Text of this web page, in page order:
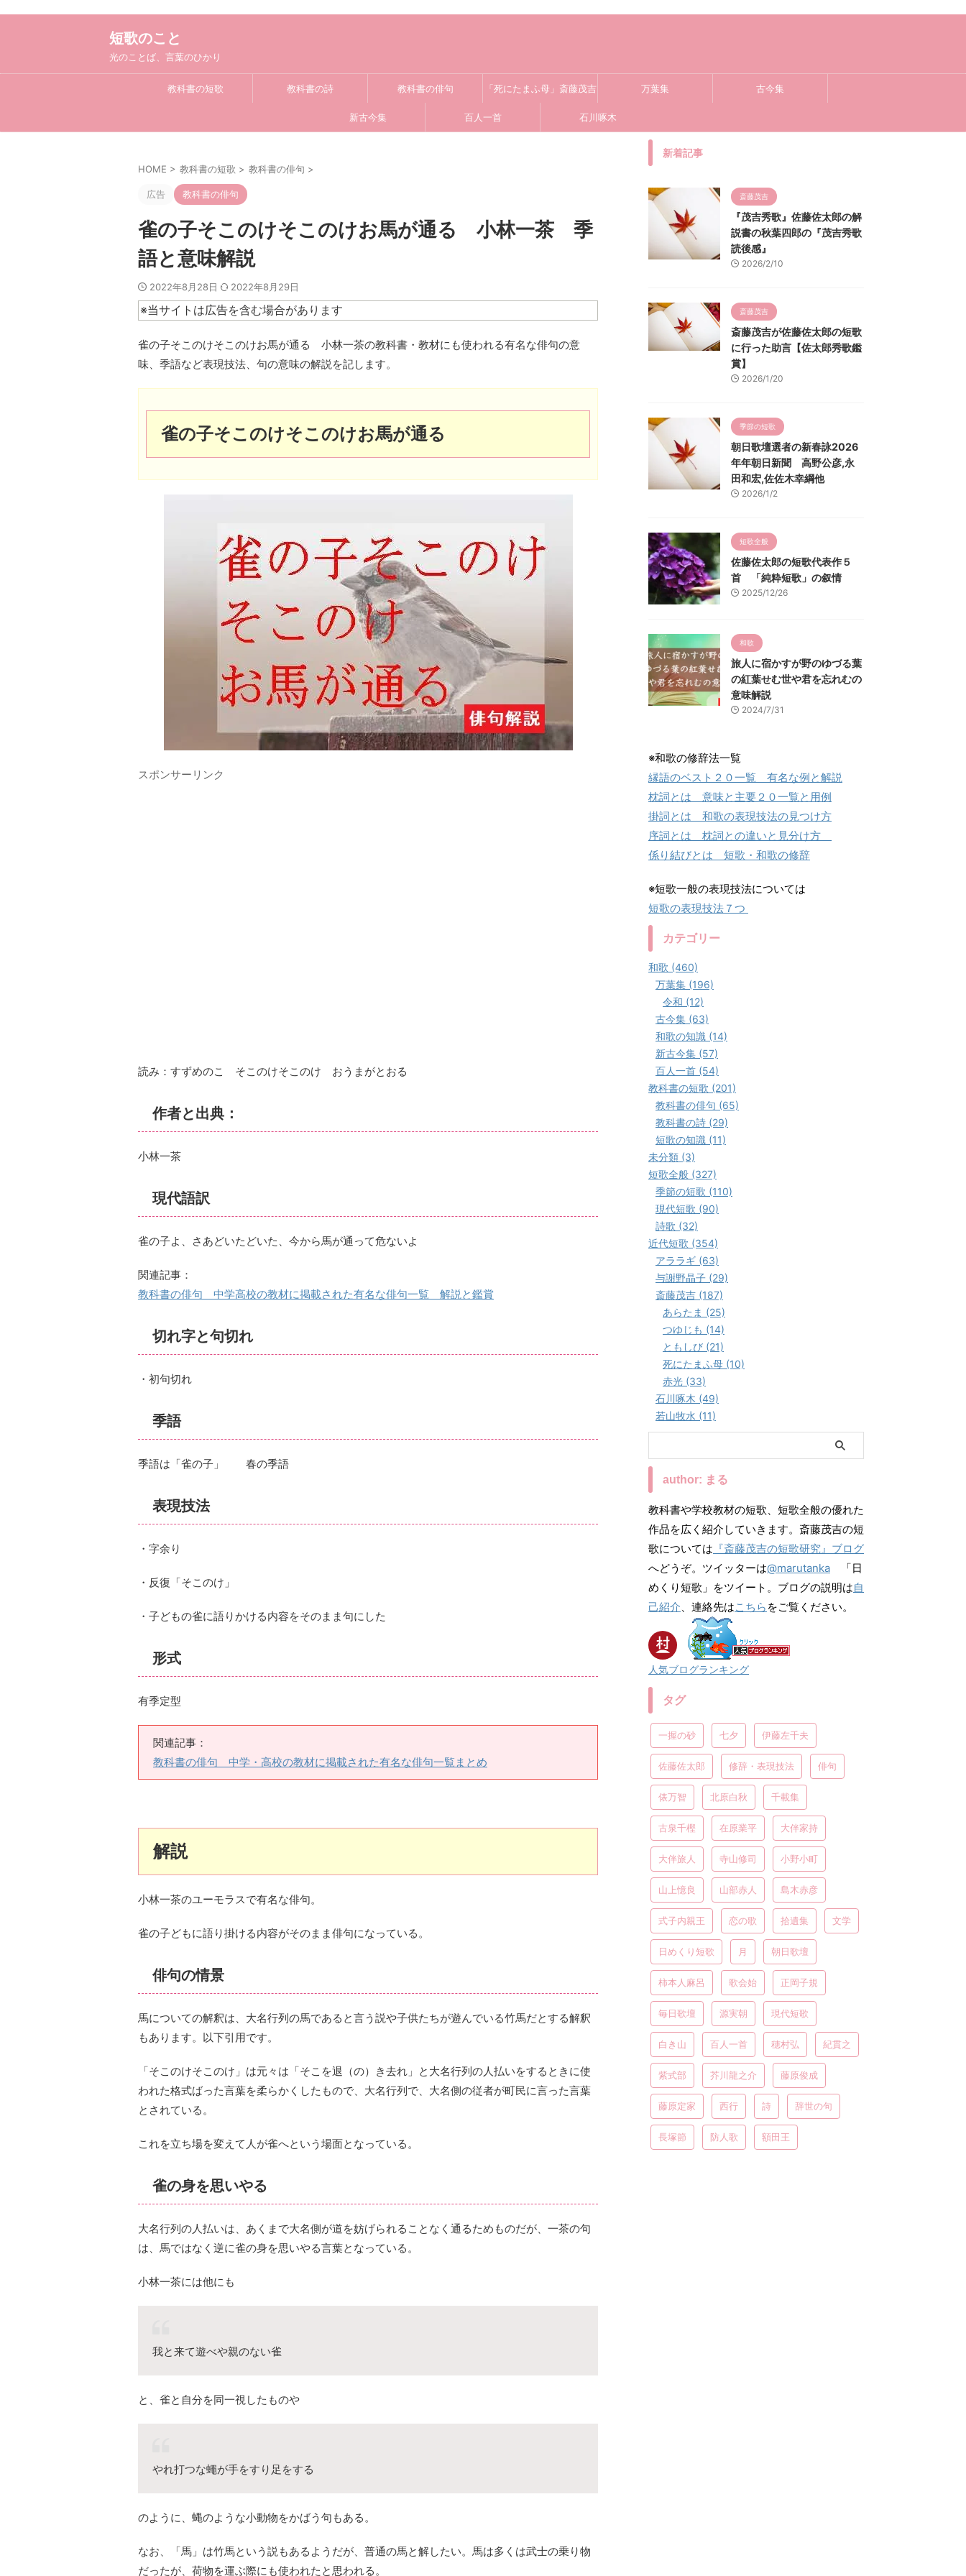
短歌のこと
光のことば、言葉のひかり
教科書の短歌 教科書の詩 教科書の俳句 「死にたまふ母」斎藤茂吉 万葉集 古今集
新古今集 百人一首 石川啄木
HOME > 教科書の短歌 > 教科書の俳句 >
広告 教科書の俳句
雀の子そこのけそこのけお馬が通る 小林一茶 季
語と意味解説
2022年8月28日 2022年8月29日
※当サイトは広告を含む場合があります
雀の子そこのけそこのけお馬が通る 小林一茶の教科書・教材にも使われる有名な俳句の意
味、季語など表現技法、句の意味の解説を記します。
雀の子そこのけそこのけお馬が通る
スポンサーリンク
読み：すずめのこ そこのけそこのけ おうまがとおる
作者と出典：
小林一茶
現代語訳
雀の子よ、さあどいたどいた、今から馬が通って危ないよ
関連記事：
教科書の俳句 中学高校の教材に掲載された有名な俳句一覧 解説と鑑賞
切れ字と句切れ
・初句切れ
季語
季語は「雀の子」 春の季語
表現技法
・字余り
・反復「そこのけ」
・子どもの雀に語りかける内容をそのまま句にした
形式
有季定型
関連記事：
教科書の俳句 中学・高校の教材に掲載された有名な俳句一覧まとめ
解説
小林一茶のユーモラスで有名な俳句。
雀の子どもに語り掛ける内容がそのまま俳句になっている。
俳句の情景
馬についての解釈は、大名行列の馬であると言う説や子供たちが遊んでいる竹馬だとする解釈
もあります。以下引用です。
「そこのけそこのけ」は元々は「そこを退（の）き去れ」と大名行列の人払いをするときに使
われた格式ばった言葉を柔らかくしたもので、大名行列で、大名側の従者が町民に言った言葉
とされている。
これを立ち場を変えて人が雀へという場面となっている。
雀の身を思いやる
大名行列の人払いは、あくまで大名側が道を妨げられることなく通るためものだが、一茶の句
は、馬ではなく逆に雀の身を思いやる言葉となっている。
小林一茶には他にも
我と来て遊べや親のない雀
と、雀と自分を同一視したものや
やれ打つな蠅が手をすり足をする
のように、蝿のような小動物をかばう句もある。
なお、「馬」は竹馬という説もあるようだが、普通の馬と解したい。馬は多くは武士の乗り物
だったが、荷物を運ぶ際にも使われたと思われる。
新着記事
斎藤茂吉
『茂吉秀歌』佐藤佐太郎の解
説書の秋葉四郎の『茂吉秀歌
読後感』
2026/2/10
斎藤茂吉
斎藤茂吉が佐藤佐太郎の短歌
に行った助言【佐太郎秀歌鑑
賞】
2026/1/20
季節の短歌
朝日歌壇選者の新春詠2026
年年朝日新聞 高野公彦,永
田和宏,佐佐木幸綱他
2026/1/2
短歌全般
佐藤佐太郎の短歌代表作５
首 「純粋短歌」の叙情
2025/12/26
和歌
旅人に宿かすが野のゆづる葉
の紅葉せむ世や君を忘れむの
意味解説
2024/7/31
※和歌の修辞法一覧
縁語のベスト２０一覧 有名な例と解説
枕詞とは 意味と主要２０一覧と用例
掛詞とは 和歌の表現技法の見つけ方
序詞とは 枕詞との違いと見分け方
係り結びとは 短歌・和歌の修辞
※短歌一般の表現技法については
短歌の表現技法７つ
カテゴリー
和歌 (460)
万葉集 (196)
令和 (12)
古今集 (63)
和歌の知識 (14)
新古今集 (57)
百人一首 (54)
教科書の短歌 (201)
教科書の俳句 (65)
教科書の詩 (29)
短歌の知識 (11)
未分類 (3)
短歌全般 (327)
季節の短歌 (110)
現代短歌 (90)
詩歌 (32)
近代短歌 (354)
アララギ (63)
与謝野晶子 (29)
斎藤茂吉 (187)
あらたま (25)
つゆじも (14)
ともしび (21)
死にたまふ母 (10)
赤光 (33)
石川啄木 (49)
若山牧水 (11)
author: まる
教科書や学校教材の短歌、短歌全般の優れた
作品を広く紹介していきます。斎藤茂吉の短
歌については 『斎藤茂吉の短歌研究』ブログ
へどうぞ。ツイッターは@marutanka 「日
めくり短歌」をツイート。ブログの説明は自
己紹介、連絡先はこちら をご覧ください。
人気ブログランキング
タグ
一握の砂 七夕 伊藤左千夫
佐藤佐太郎 修辞・表現技法 俳句
俵万智 北原白秋 千載集
古泉千樫 在原業平 大伴家持
大伴旅人 寺山修司 小野小町
山上憶良 山部赤人 島木赤彦
式子内親王 恋の歌 拾遺集 文学
日めくり短歌 月 朝日歌壇
柿本人麻呂 歌会始 正岡子規
毎日歌壇 源実朝 現代短歌
白き山 百人一首 穂村弘 紀貫之
紫式部 芥川龍之介 藤原俊成
藤原定家 西行 詩 辞世の句
長塚節 防人歌 額田王